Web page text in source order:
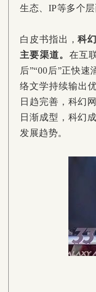
生态、IP等多个
白皮书指出，科
主要渠道。 在互
后”“00后”正快
络文学持续输出
日趋完善，科幻
日渐成型，科幻
发展趋势。